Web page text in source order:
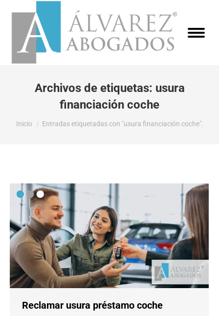
Archivos de etiquetas: usura
financiación coche
Estás aquí:
Inicio Entradas etiquetadas con "usura financiación coche".
Reclamar usura préstamo coche